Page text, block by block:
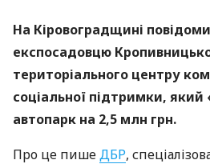
На Кіровоградщині
експосадовцю
територіального центру
соціальної підтримки, який
автопарк на 2,5 млн грн.
Про це пишеДБР,